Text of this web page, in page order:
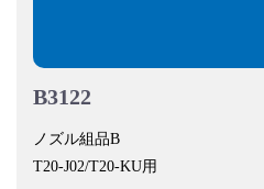
B3122
ノズル組品B
T20-J02/T20-KU用